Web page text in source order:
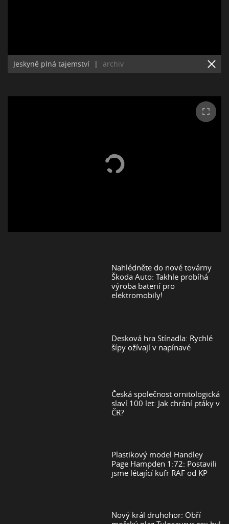
Jeskyně plná tajemství | archiv
Nahlédněte do nové továrny
Škoda Auto: Takhle probíhá
výroba baterií pro
elektromobily!
Desková hra Stínadla: Rychlé
šípy ožívají v napínavé
Česká společnost ornitologická
slaví 100 let: Jak chrání ptáky v
ČR?
Plastikový model Handley
Page Hampden 1:72: Postavili
jsme létající kufr RAF od KP
Nový král druhohor: Obří